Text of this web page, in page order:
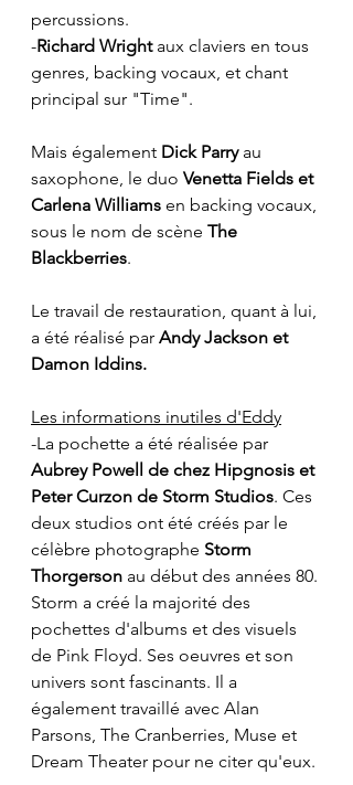
percussions.
-Richard Wright aux claviers en tous
genres, backing vocaux, et chant
principal sur "Time".
Mais également Dick Parry au
saxophone, le duo Venetta Fields et
Carlena Williams en backing vocaux,
sous le nom de scène The
Blackberries.
Le travail de restauration, quant à lui,
a été réalisé par Andy Jackson et
Damon Iddins.
Les informations inutiles d'Eddy
-La pochette a été réalisée par
Aubrey Powell de chez Hipgnosis et
Peter Curzon de Storm Studios. Ces
deux studios ont été créés par le
célèbre photographe Storm
Thorgerson au début des années 80.
Storm a créé la majorité des
pochettes d'albums et des visuels
de Pink Floyd. Ses oeuvres et son
univers sont fascinants. Il a
également travaillé avec Alan
Parsons, The Cranberries, Muse et
Dream Theater pour ne citer qu'eux.